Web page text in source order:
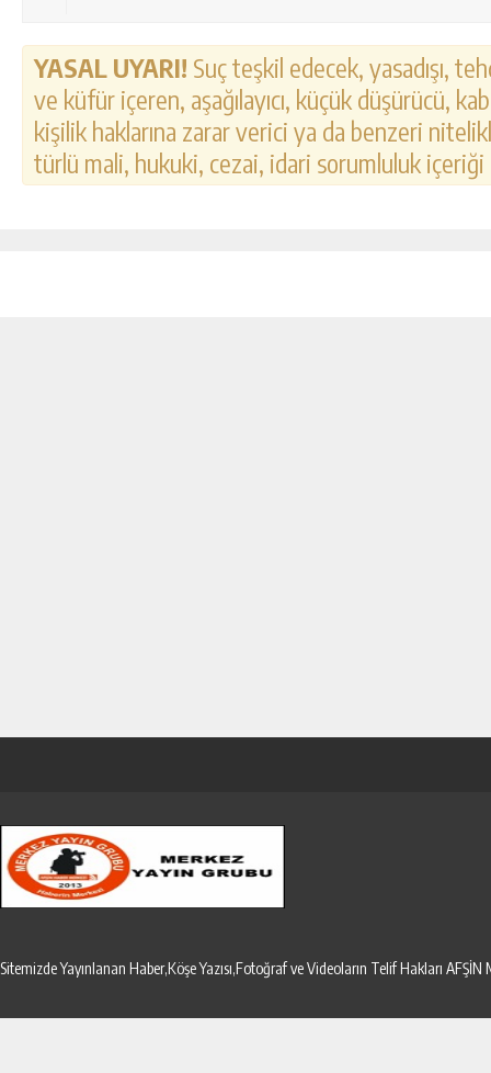
YASAL UYARI! Suç teşkil edecek, yasadışı,
ve küfür içeren, aşağılayıcı, küçük düşürücü,
kişilik haklarına zarar verici ya da benzeri
türlü mali, hukuki, cezai, idari sorumluluk
Sitemizde Yayınlanan Haber,Köşe Yazısı,Fotoğraf ve Videoların Telif Hakları